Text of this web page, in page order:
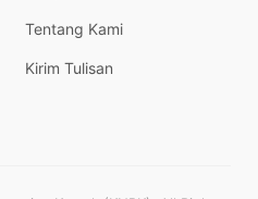
Tentang Kami
Kirim Tulisan